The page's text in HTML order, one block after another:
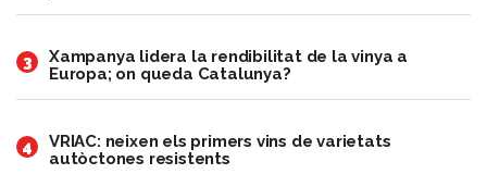
3
Xampanya lidera la rendibilitat de la vinya a
Europa; on queda Catalunya?
4
VRIAC: neixen els primers vins de varietats
autòctones resistents